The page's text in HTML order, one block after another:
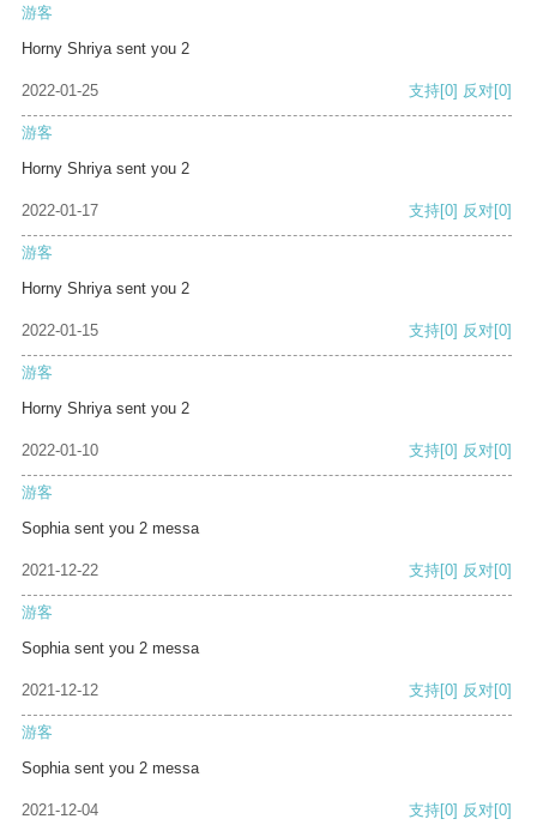
游客
Horny Shriya sent you 2
2022-01-25 支持[0] 反对[0]
游客
Horny Shriya sent you 2
2022-01-17 支持[0] 反对[0]
游客
Horny Shriya sent you 2
2022-01-15 支持[0] 反对[0]
游客
Horny Shriya sent you 2
2022-01-10 支持[0] 反对[0]
游客
Sophia sent you 2 messa
2021-12-22 支持[0] 反对[0]
游客
Sophia sent you 2 messa
2021-12-12 支持[0] 反对[0]
游客
Sophia sent you 2 messa
2021-12-04 支持[0] 反对[0]